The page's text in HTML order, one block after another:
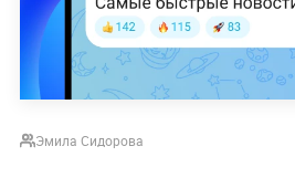
Эмила Сидорова